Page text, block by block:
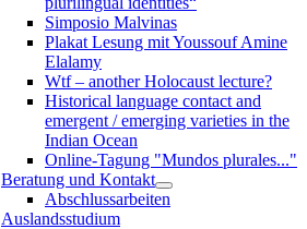
Simposio Malvinas
Plakat Lesung mit Youssouf Amine
Elalamy
Wtf – another Holocaust lecture?
Historical language contact and
emergent / emerging varieties in the
Indian Ocean
Online-Tagung "Mundos plurales..."
Beratung und Kontakt
Abschlussarbeiten
Auslandsstudium